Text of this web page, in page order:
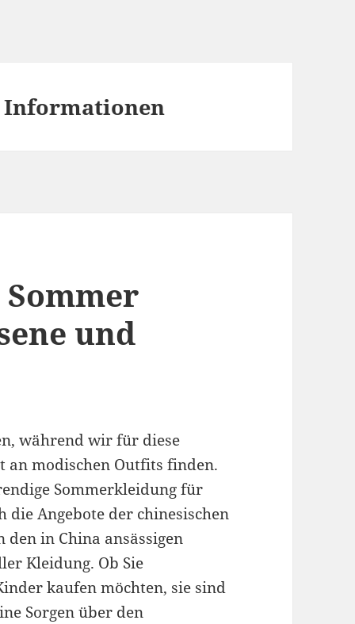
und
während wir für diese
an modischen Outfits finden.
Sommerkleidung für
die Angebote der chinesischen
den in China ansässigen
Kleidung. Ob Sie
kaufen möchten, sie sind
Sorgen über den